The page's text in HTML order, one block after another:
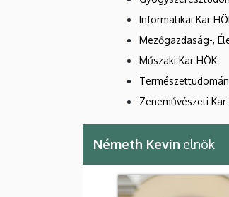
Informatikai Kar
Mezőgazdaság-,
Műszaki Kar HÖK
Zeneművészeti Kar
Németh Kevin elnök